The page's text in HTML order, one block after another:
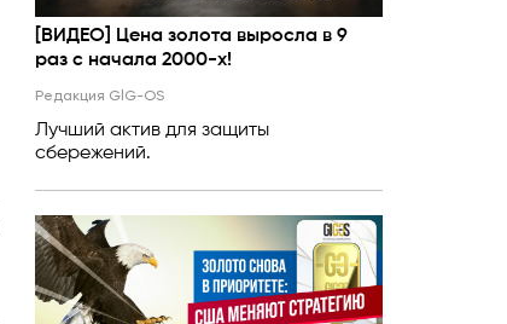
[ВИДЕО] Цена золота выросла в 9
раз с начала 2000-х!
Редакция GlG-OS
Лучший актив для защиты
сбережений.